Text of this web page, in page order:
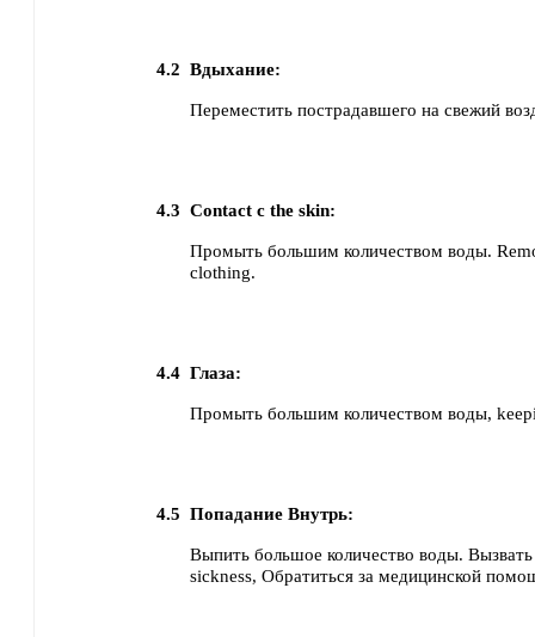
4.2 Вдыхание:
Переместить пострадавшего на свежий
4.3 Contact с the skin:
Промыть большим количеством воды.
clothing.
4.4 Глаза:
Промыть большим количеством воды,
4.5 Попадание Внутрь:
Выпить большое количество воды.
sickness, Обратиться за медицинской